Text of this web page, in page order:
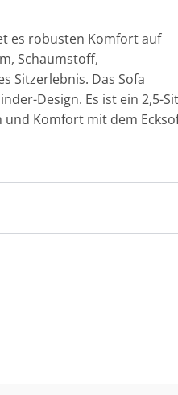
es robusten Komfort auf
Schaumstoff,
Sitzerlebnis. Das Sofa
Design. Es ist ein 2,5-
Komfort mit dem